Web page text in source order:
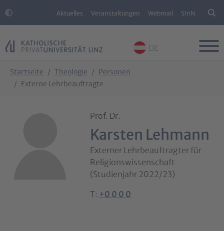
Aktuelles Veranstaltungen Webmail SInN
DE
Startseite Theologie
Personen
Externe Lehrbeauftragte
Prof. Dr.
Karsten Lehmann
Externer Lehrbeauftragter für
Religionswissenschaft
(Studienjahr 2022/23)
T: +0 0 0 0